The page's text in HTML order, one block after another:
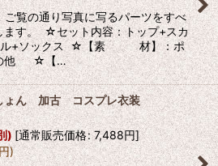
覧の通り写真に写るパーツをすべ
ます。 ☆セット内容：トップ+スカ
ル+ソックス ☆【素 材】：ポ
の他 ☆【…
ょん 加古 コスプレ衣装
)[通常販売価格: 7,488円]
円)